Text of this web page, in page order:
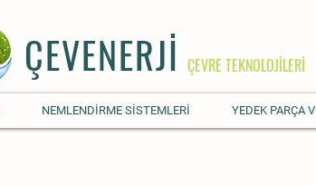
NEMLENDİRME SİSTEMLERİ YEDEK PARÇA
ÇEVRE TEKNOLOJİLERİ
ÇEVENERJİ